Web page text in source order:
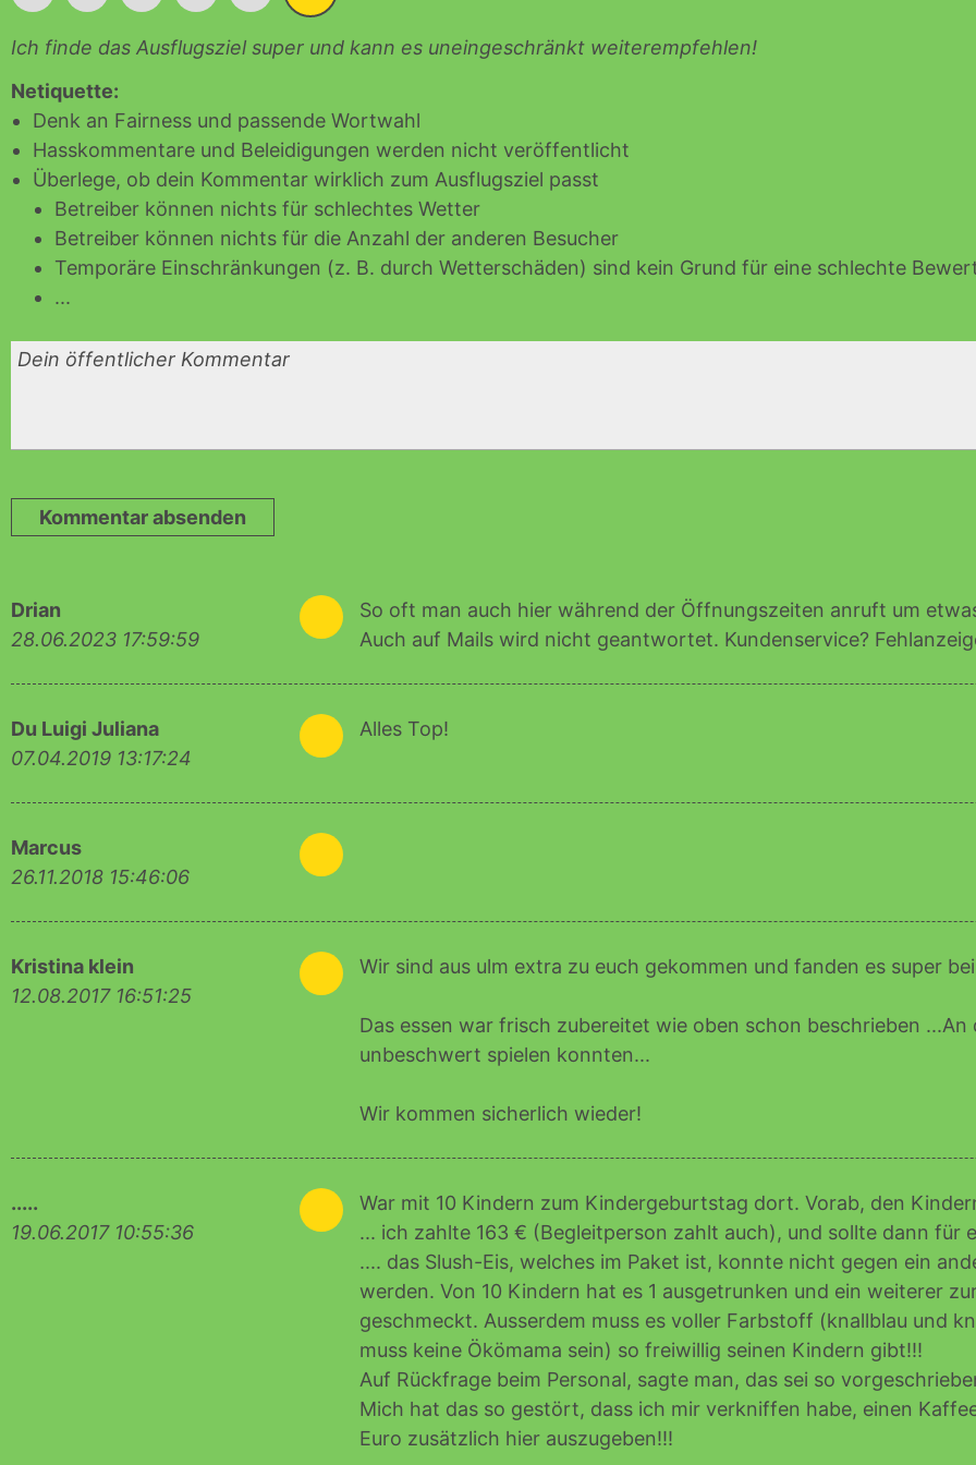
Ich finde das Ausflugsziel super und kann es uneingeschränkt weiterempfehlen!
Netiquette:
Denk an Fairness und passende Wortwahl
Hasskommentare und Beleidigungen werden nicht veröffentlicht
Überlege, ob dein Kommentar wirklich zum Ausflugsziel passt
Betreiber können nichts für schlechtes Wetter
Betreiber können nichts für die Anzahl der anderen Besucher
Temporäre Einschränkungen (z. B. durch Wetterschäden) sind kein Grund für eine schlechte
...
Kommentar absenden
Drian
28.06.2023 17:59:59
1
So oft man auch hier während der Öffnungszeiten anruft um
Auch auf Mails wird nicht geantwortet. Kundenservice?
Du Luigi Juliana
07.04.2019 13:17:24
5 Alles Top!
Marcus
26.11.2018 15:46:06
4
Kristina klein
12.08.2017 16:51:25
4 Wir sind aus ulm extra zu euch gekommen und fanden es super
Das essen war frisch zubereitet wie oben schon beschrieben
unbeschwert spielen konnten...
Wir kommen sicherlich wieder!
.....
19.06.2017 10:55:36
0
War mit 10 Kindern zum Kindergeburtstag dort. Vorab, den
... ich zahlte 163 € (Begleitperson zahlt auch), und sollte dann für
.... das Slush-Eis, welches im Paket ist, konnte nicht gegen ein
werden. Von 10 Kindern hat es 1 ausgetrunken und ein weiterer
geschmeckt. Ausserdem muss es voller Farbstoff (knallblau und
muss keine Ökömama sein) so freiwillig seinen Kindern gibt!!!
Auf Rückfrage beim Personal, sagte man, das sei so
Mich hat das so gestört, dass ich mir verkniffen habe, einen
Euro zusätzlich hier auszugeben!!!